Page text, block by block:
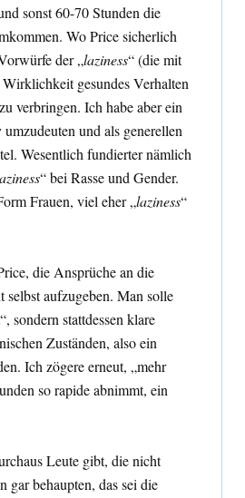
sonst 60-70 Stunden die
Wo Price sicherlich
der „laziness“ (die mit
gesundes Verhalten
verbringen. Ich habe aber ein
und als generellen
Wesentlich fundierter nämlich
“ bei Rasse und Gender.
Frauen, viel eher „laziness“
die Ansprüche an die
selbst aufzugeben. Man solle
sondern stattdessen klare
Zuständen, also ein
Ich zögere erneut, „mehr
so rapide abnimmt, ein
Leute gibt, die nicht
behaupten, das sei die